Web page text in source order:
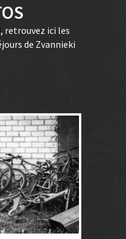
retrouvez ici les
de Zvannieki